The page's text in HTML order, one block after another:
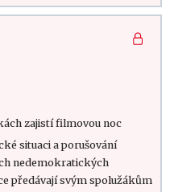
zajistí filmovou noc
situaci a porušování
nedemokratických
předávají svým spolužákům